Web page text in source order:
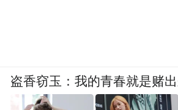
盗香窃玉：我的青春就是赌